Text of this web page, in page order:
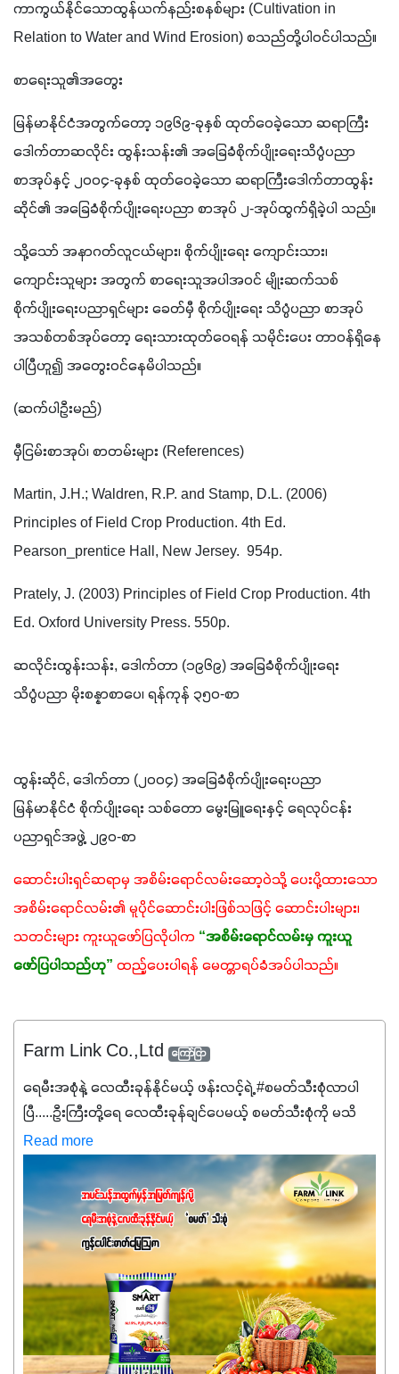
ကာကွယ်နိုင်သောထွန်ယက်နည်းစနစ်များ (Cultivation in
Relation to Water and Wind Erosion) စသည်တို့ပါဝင်ပါသည်။
စာရေးသူ၏အတွေး
မြန်မာနိုင်ငံအတွက်တော့ ၁၉၆၉-ခုနှစ် ထုတ်ဝေခဲ့သော ဆရာကြီး
ဒေါက်တာဆလိုင်း ထွန်းသန်း၏ အခြေခံစိုက်ပျိုးရေးသိပ္ပံပညာ
စာအုပ်နှင့် ၂၀၀၄-ခုနှစ် ထုတ်ဝေခဲ့သော ဆရာကြီးဒေါက်တာထွန်း
ဆိုင်၏ အခြေခံစိုက်ပျိုးရေးပညာ စာအုပ် ၂-အုပ်ထွက်ရှိခဲ့ပါ သည်။
သို့သော် အနာဂတ်လူငယ်များ၊ စိုက်ပျိုးရေး ကျောင်းသား၊
ကျောင်းသူများ အတွက် စာရေးသူအပါအဝင် မျိုးဆက်သစ်
စိုက်ပျိုးရေးပညာရှင်များ ခေတ်မှီ စိုက်ပျိုးရေး သိပ္ပံပညာ စာအုပ်
အသစ်တစ်အုပ်တော့ ရေးသားထုတ်ဝေရန် သမိုင်းပေး တာဝန်ရှိနေ
ပါပြီဟူ၍ အတွေးဝင်နေမိပါသည်။
(ဆက်ပါဦးမည်)
မှီငြမ်းစာအုပ်၊ စာတမ်းများ (References)
Martin, J.H.; Waldren, R.P. and Stamp, D.L. (2006)
Principles of Field Crop Production. 4th Ed.
Pearson_prentice Hall, New Jersey.  954p.
Prately, J. (2003) Principles of Field Crop Production. 4th
Ed. Oxford University Press. 550p.
ဆလိုင်းထွန်းသန်း, ဒေါက်တာ (၁၉၆၉) အခြေခံစိုက်ပျိုးရေး
သိပ္ပံပညာ မိုးစန္နာစာပေ၊ ရန်ကုန် ၃၅၀-စာ
ထွန်းဆိုင်, ဒေါက်တာ (၂၀၀၄) အခြေခံစိုက်ပျိုးရေးပညာ
မြန်မာနိုင်ငံ စိုက်ပျိုးရေး သစ်တော မွေးမြူရေးနှင့် ရေလုပ်ငန်း
ပညာရှင်အဖွဲ့ ၂၉၀-စာ
ဆောင်းပါးရှင်ဆရာမှ အစိမ်းရောင်လမ်းဆော့ဝဲသို့ ပေးပို့ထားသော
အစိမ်းရောင်လမ်း၏ မူပိုင်ဆောင်းပါးဖြစ်သဖြင့် ဆောင်းပါးများ၊
သတင်းများ ကူးယူဖော်ပြလိုပါက “အစိမ်းရောင်လမ်းမှ ကူးယူ
ဖော်ပြပါသည်ဟု” ထည့်ပေးပါရန် မေတ္တာရပ်ခံအပ်ပါသည်။
Farm Link Co.,Ltd ကြော်ငြာ
ရေမီးအစုံနဲ့ လေထီးခုန်နိုင်မယ့် ဖန်းလင့်ရဲ့ #စမတ်သီးစုံလာပါ
ပြီ.....ဦးကြီးတို့ရေ ‌လေထီးခုန်ချင်ပေမယ့် စမတ်သီးစုံကို မသိ
သေးရင်တော့ ဒီစာလေးကို ဆက်ဖတ်‌ပေးပါ #စမတ်သီးစုံဆိုတာ
အပင်တိုင်းအတွက် အဓိကအာဟာရNPK (19:7:8)နဲ့ #ဟူးမစ်
အက်စစ်တို့ အချိုးကျ ပေါင်းစပ်ထားတဲ့ ကွန်ပေါင်း
ဓာတ်မြေဩဇာဖြစ်ပါတယ်။ အဓိကအကျိုးကျေးဇူးတွေအနေနဲ့
ကတော့ နိုက်ထရိုဂျင် 19%ပါဝင်တဲ့အတွက် ကလိုရိုဖီးလ်ဖွဲ့စည်း
မှုကို အားပေးကာ သီးနှံပင်များ၏အရွက်များစိမ်းလန်းသန်စွမ်း
ပြီး အစာချက်လုပ်မှုအားကောင်းစေပါတယ်။ အပင်၏ပင်ပိုင်း
ကြီးထွားမှုကို တိုးမြင့်စေကာ အပင်သန်၍ အကြီးမြန်စေပါတယ်။
သင့်တော်တဲ့ Phosphorus 7%ပါဝင်မှုကြောင့် အပင်ရဲ့ အမြစ်
ဖွဲ့စည်းတည်ဆောက်မှုကို ပို၍သန်မာလာအောင် အားပေးပါ
Read more